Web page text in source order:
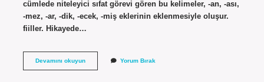
cümlede niteleyici sıfat görevi gören bu kelimeler, -an, -ası,
-mez, -ar, -dik, -ecek, -miş eklerinin eklenmesiyle oluşur.
fiiller. Hikayede…
Devamını okuyunMış
Yorum Bırak